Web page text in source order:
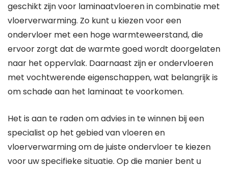
geschikt zijn voor laminaatvloeren in combinatie met
vloerverwarming. Zo kunt u kiezen voor een
ondervloer met een hoge warmteweerstand, die
ervoor zorgt dat de warmte goed wordt doorgelaten
naar het oppervlak. Daarnaast zijn er ondervloeren
met vochtwerende eigenschappen, wat belangrijk is
om schade aan het laminaat te voorkomen.
Het is aan te raden om advies in te winnen bij een
specialist op het gebied van vloeren en
vloerverwarming om de juiste ondervloer te kiezen
voor uw specifieke situatie. Op die manier bent u